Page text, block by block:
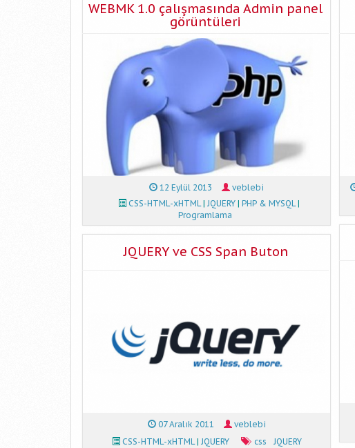
WEBMK 1.0 çalışmasında Admin panel
görüntüleri
12 Eylül 2013
veblebi
CSS-HTML-xHTML|JQUERY |PHP & MYSQL|
Programlama
JQUERY ve CSS Span Buton
07 Aralık 2011
veblebi
CSS-HTML-xHTML|JQUERY css JQUERY